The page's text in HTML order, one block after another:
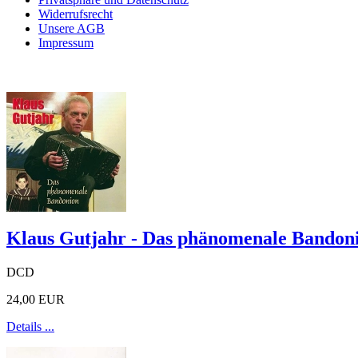
Widerrufsrecht
Unsere AGB
Impressum
Klaus Gutjahr - Das phänomenale
DCD
24,00 EUR
Details ...